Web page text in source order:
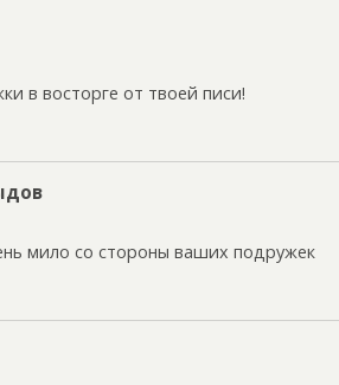
в восторге от твоей писи!
мило со стороны ваших подружек